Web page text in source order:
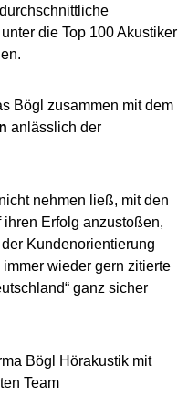
die Top 100 Akustiker
Bögl zusammen mit dem
anlässlich der
nehmen ließ, mit den
Erfolg anzustoßen,
Kundenorientierung
wieder gern zitierte
ganz sicher
Bögl Hörakustik mit
Team